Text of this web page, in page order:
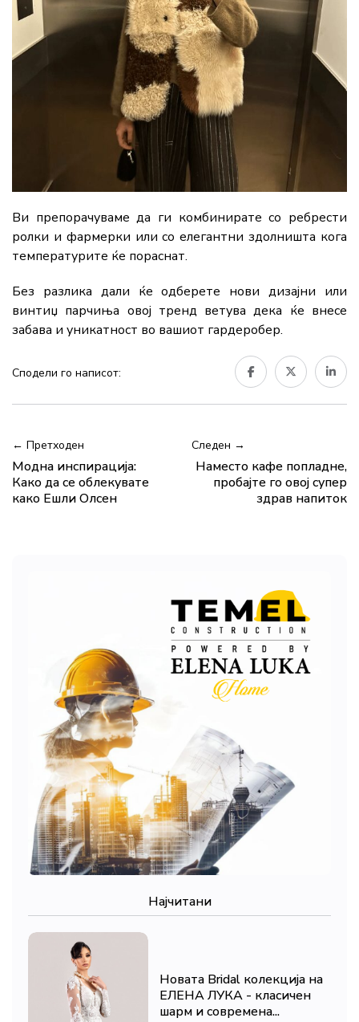
Ви препорачуваме да ги комбинирате со ребрести
ролки и фармерки или со елегантни здолништа кога
температурите ќе пораснат.
Без разлика дали ќе одберете нови дизајни или
винтиџ парчиња овој тренд ветува дека ќе внесе
забава и уникатност во вашиот гардеробер.
Сподели го написот:
← Претходен
Модна инспирација:
Како да се облекувате
како Ешли Олсен
Следен →
Наместо кафе попладне,
пробајте го овој супер
здрав напиток
Најчитани
Новата Bridal колекција на
ЕЛЕНА ЛУКА - класичен
шарм и современа...